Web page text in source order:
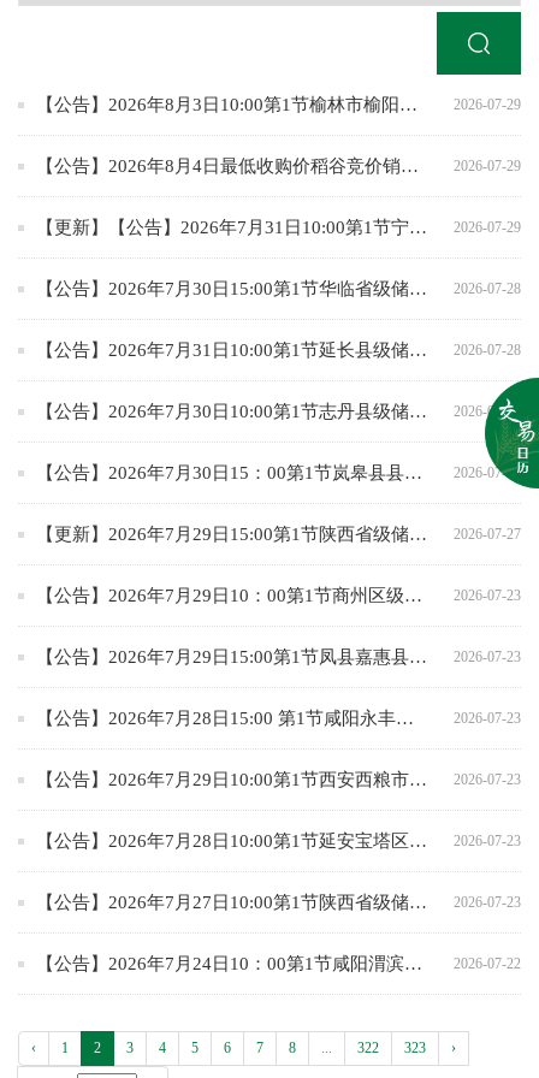
【公告】2026年8月3日10:00第1节榆林市榆阳区级储备小麦竞价采购专场 2026-07-29
【公告】2026年8月4日最低收购价稻谷竞价销售交易公告 2026-07-29
【更新】【公告】2026年7月31日10:00第1节宁强县级储备菜籽油以销竞购专场交易公告 2026-07-29
【公告】2026年7月30日15:00第1节华临省级储备小麦竞价销售专场交易公告 2026-07-28
【公告】2026年7月31日10:00第1节延长县级储备小麦竞价采购专场交易 2026-07-28
【公告】2026年7月30日10:00第1节志丹县级储备小麦竞价销售专场交易公告 2026-07-28
【公告】2026年7月30日15：00第1节岚皋县县级储备小麦竞价采购交易公告 2026-07-27
【更新】2026年7月29日15:00第1节陕西省级储备菜籽油竞价销售专场交易 2026-07-27
【公告】2026年7月29日10：00第1节商州区级储备小麦竞价采购交易公告 2026-07-23
【公告】2026年7月29日15:00第1节凤县嘉惠县级储备小麦以销竞购专场交易 2026-07-23
【公告】2026年7月28日15:00 第1节咸阳永丰区级储备小麦竞价采购专场交易公告 2026-07-23
【公告】2026年7月29日10:00第1节西安西粮市级储备小麦竞价销售专场交易 2026-07-23
【公告】2026年7月28日10:00第1节延安宝塔区级储备小麦竞价销售专场交易 2026-07-23
【公告】2026年7月27日10:00第1节陕西省级储备棉籽油竞价销售专场交易 2026-07-23
【公告】2026年7月24日10：00第1节咸阳渭滨省级储备小麦竞价采购交易公告 2026-07-22
‹ 1 2 3 4 5 6 7 8 ... 322 323 ›